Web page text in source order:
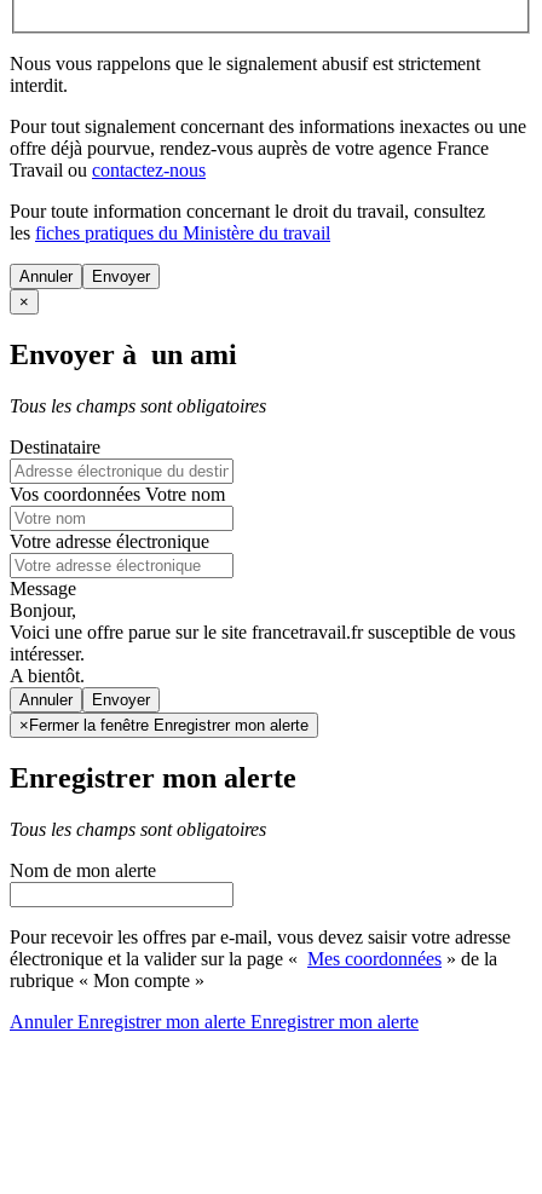
Nous vous rappelons que le signalement abusif est strictement
interdit.
Pour tout signalement concernant des informations inexactes ou une
offre déjà pourvue, rendez-vous auprès de votre agence France
Travail ou contactez-nous
Pour toute information concernant le droit du travail, consultez
les fiches pratiques du Ministère du travail
Annuler
×
Envoyer à un ami
Tous les champs sont obligatoires
Destinataire
Vos coordonnées Votre nom
Votre adresse électronique
Message
Bonjour,
Voici une offre parue sur le site francetravail.fr susceptible de vous
intéresser.
A bientôt.
Annuler
× Fermer la fenêtre Enregistrer mon alerte
Enregistrer mon alerte
Tous les champs sont obligatoires
Nom de mon alerte
Pour recevoir les offres par e-mail, vous devez saisir votre adresse
électronique et la valider sur la page « Mes coordonnées » de la
rubrique « Mon compte »
AnnulerEnregistrer mon alerte Enregistrermon alerte